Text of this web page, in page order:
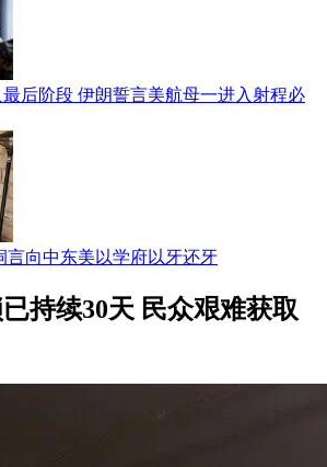
后阶段 伊朗誓言美航母一进入射程必
言向中东美以学府以牙还牙
持续30天 民众艰难获取